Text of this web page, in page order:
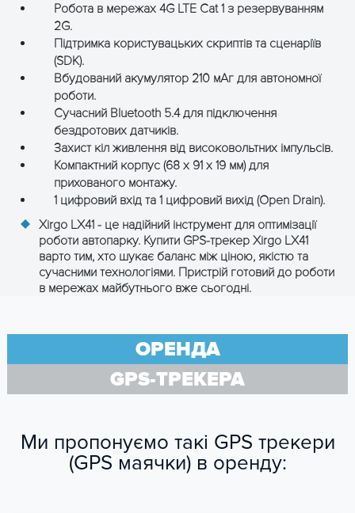
Робота в мережах 4G LTE Cat 1 з резервуванням
2G.
Підтримка користувацьких скриптів та сценаріїв
(SDK).
Вбудований акумулятор 210 мАг для автономної
роботи.
Сучасний Bluetooth 5.4 для підключення
бездротових датчиків.
Захист кіл живлення від високовольтних імпульсів.
Компактний корпус (68 x 91 x 19 мм) для
прихованого монтажу.
1 цифровий вхід та 1 цифровий вихід (Open Drain).
Xirgo LX41 - це надійний інструмент для оптимізації
роботи автопарку. Купити GPS-трекер Xirgo LX41
варто тим, хто шукає баланс між ціною, якістю та
сучасними технологіями. Пристрій готовий до роботи
в мережах майбутнього вже сьогодні.
ОРЕНДА
GPS-ТРЕКЕРА
Ми пропонуємо такі GPS трекери
(GPS маячки) в оренду: